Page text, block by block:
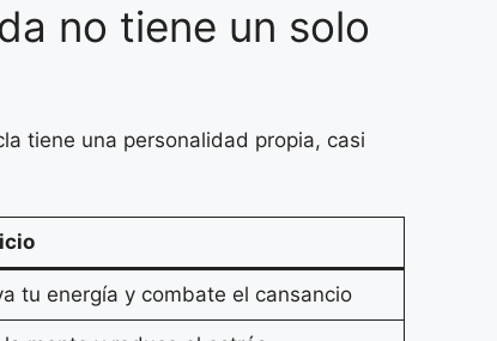
no tiene un solo
tiene una personalidad propia, casi
tu energía y combate el cansancio